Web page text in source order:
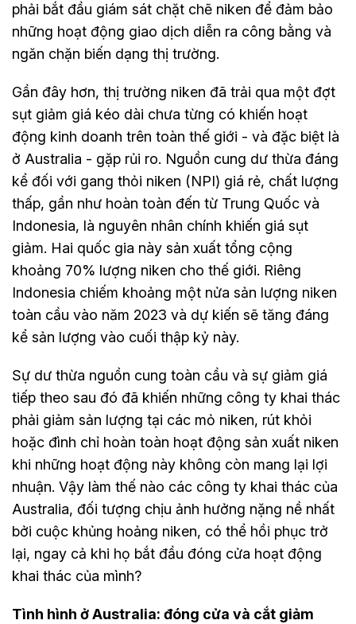
phải bắt đầu giám sát chặt chẽ niken để đảm bảo
những hoạt động giao dịch diễn ra công bằng và
ngăn chặn biến dạng thị trường.
Gần đây hơn, thị trường niken đã trải qua một đợt
sụt giảm giá kéo dài chưa từng có khiến hoạt
động kinh doanh trên toàn thế giới - và đặc biệt là
ở Australia - gặp rủi ro. Nguồn cung dư thừa đáng
kể đối với gang thỏi niken (NPI) giá rẻ, chất lượng
thấp, gần như hoàn toàn đến từ Trung Quốc và
Indonesia, là nguyên nhân chính khiến giá sụt
giảm. Hai quốc gia này sản xuất tổng cộng
khoảng 70% lượng niken cho thế giới. Riêng
Indonesia chiếm khoảng một nửa sản lượng niken
toàn cầu vào năm 2023 và dự kiến sẽ tăng đáng
kể sản lượng vào cuối thập kỷ này.
Sự dư thừa nguồn cung toàn cầu và sự giảm giá
tiếp theo sau đó đã khiến những công ty khai thác
phải giảm sản lượng tại các mỏ niken, rút khỏi
hoặc đình chỉ hoàn toàn hoạt động sản xuất niken
khi những hoạt động này không còn mang lại lợi
nhuận. Vậy làm thế nào các công ty khai thác của
Australia, đối tượng chịu ảnh hưởng nặng nề nhất
bởi cuộc khủng hoảng niken, có thể hồi phục trở
lại, ngay cả khi họ bắt đầu đóng cửa hoạt động
khai thác của mình?
Tình hình ở Australia: đóng cửa và cắt giảm